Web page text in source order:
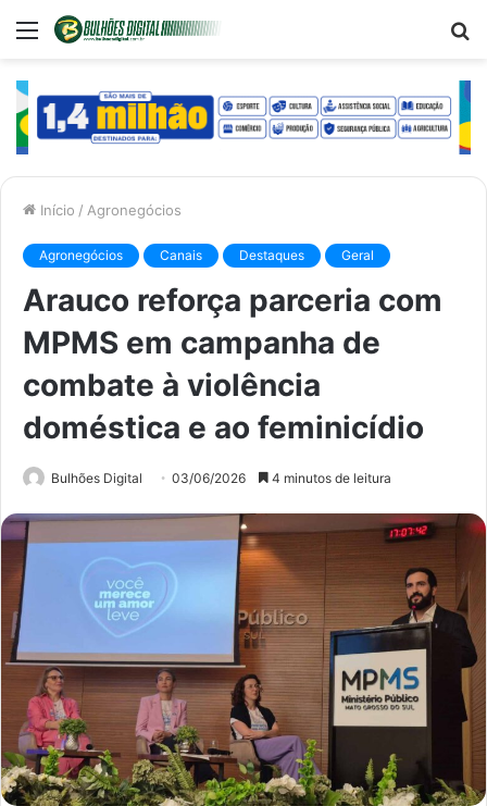
Menu
Início / Agronegócios
Agronegócios Canais Destaques Geral
Arauco reforça parceria com
MPMS em campanha de
combate à violência
doméstica e ao feminicídio
Bulhões Digital 03/06/2026 4 minutos de leitura